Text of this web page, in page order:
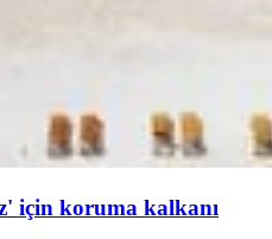
için koruma kalkanı